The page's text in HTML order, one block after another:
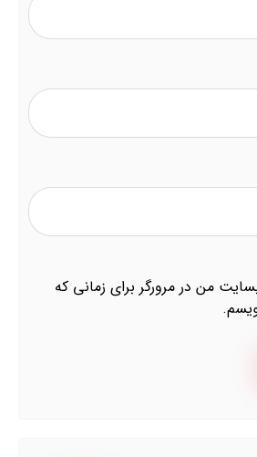
من در مرورگر برای زمانی که